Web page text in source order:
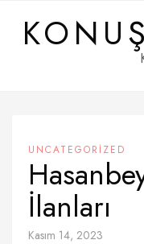
content
UNCATEGORIZED
İlanları
Kasım 14, 2023